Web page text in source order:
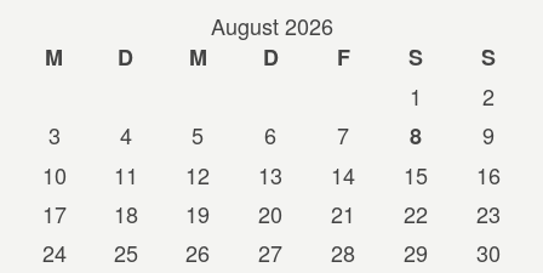
August 2026
M
D M D F S
S
1
2
3
4 5 6 7 8
9
10
11 12 13 14 15
16
17
18 19 20 21 22
23
24
25 26 27 28 29
30